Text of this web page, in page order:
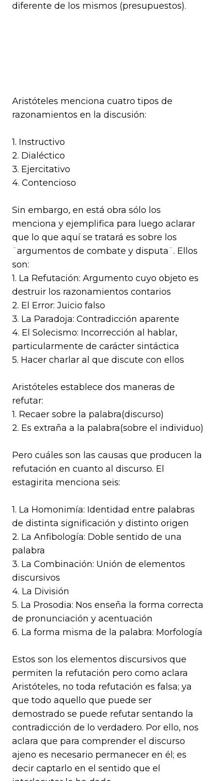
diferente de los mismos (presupuestos).
Aristóteles menciona cuatro tipos de
razonamientos en la discusión:
1. Instructivo
2. Dialéctico
3. Ejercitativo
4. Contencioso
Sin embargo, en está obra sólo los
menciona y ejemplifica para luego aclarar
que lo que aquí se tratará es sobre los
¨argumentos de combate y disputa¨. Ellos
son:
1. La Refutación: Argumento cuyo objeto es
destruir los razonamientos contarios
2. El Error: Juicio falso
3. La Paradoja: Contradicción aparente
4. El Solecismo: Incorrección al hablar,
particularmente de carácter sintáctica
5. Hacer charlar al que discute con ellos
Aristóteles establece dos maneras de
refutar:
1. Recaer sobre la palabra(discurso)
2. Es extraña a la palabra(sobre el individuo)
Pero cuáles son las causas que producen la
refutación en cuanto al discurso. El
estagirita menciona seis:
1. La Homonimía: Identidad entre palabras
de distinta significación y distinto origen
2. La Anfibología: Doble sentido de una
palabra
3. La Combinación: Unión de elementos
discursivos
4. La División
5. La Prosodia: Nos enseña la forma correcta
de pronunciación y acentuación
6. La forma misma de la palabra: Morfología
Estos son los elementos discursivos que
permiten la refutación pero como aclara
Aristóteles, no toda refutación es falsa; ya
que todo aquello que puede ser
demostrado se puede refutar sentando la
contradicción de lo verdadero. Por ello, nos
aclara que para comprender el discurso
ajeno es necesario permanecer en él; es
decir captarlo en el sentido que el